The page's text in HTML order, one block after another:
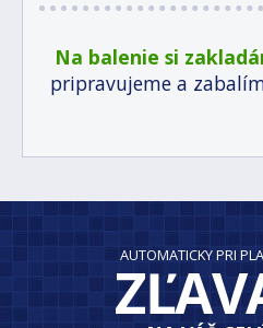
Na balenie si
pripravujeme a
AUTOMATICKY PRI